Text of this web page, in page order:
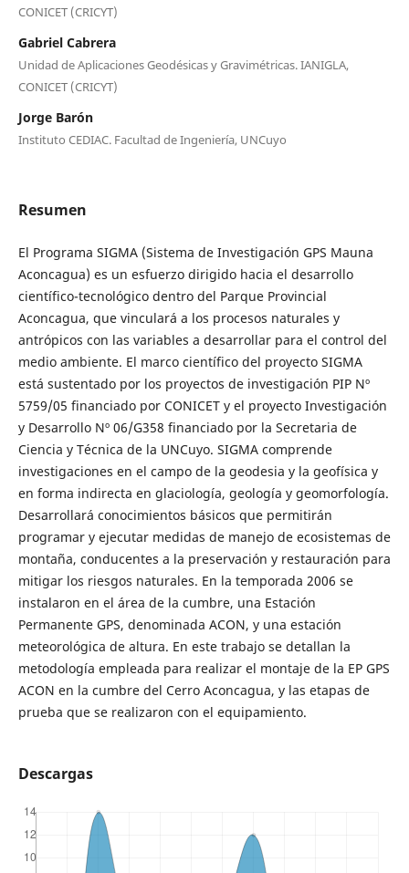
CONICET (CRICYT)
Gabriel Cabrera
Unidad de Aplicaciones Geodésicas y Gravimétricas. IANIGLA,
CONICET (CRICYT)
Jorge Barón
Instituto CEDIAC. Facultad de Ingeniería, UNCuyo
Resumen
El Programa SIGMA (Sistema de Investigación GPS Mauna
Aconcagua) es un esfuerzo dirigido hacia el desarrollo
científico-tecnológico dentro del Parque Provincial
Aconcagua, que vinculará a los procesos naturales y
antrópicos con las variables a desarrollar para el control del
medio ambiente. El marco científico del proyecto SIGMA
está sustentado por los proyectos de investigación PIP Nº
5759/05 financiado por CONICET y el proyecto Investigación
y Desarrollo Nº 06/G358 financiado por la Secretaria de
Ciencia y Técnica de la UNCuyo. SIGMA comprende
investigaciones en el campo de la geodesia y la geofísica y
en forma indirecta en glaciología, geología y geomorfología.
Desarrollará conocimientos básicos que permitirán
programar y ejecutar medidas de manejo de ecosistemas de
montaña, conducentes a la preservación y restauración para
mitigar los riesgos naturales. En la temporada 2006 se
instalaron en el área de la cumbre, una Estación
Permanente GPS, denominada ACON, y una estación
meteorológica de altura. En este trabajo se detallan la
metodología empleada para realizar el montaje de la EP GPS
ACON en la cumbre del Cerro Aconcagua, y las etapas de
prueba que se realizaron con el equipamiento.
Descargas